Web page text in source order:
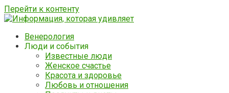
Перейти к контенту
Венерология
Люди и события
Известные люди
Женское счастье
Красота и здоровье
Любовь и отношения